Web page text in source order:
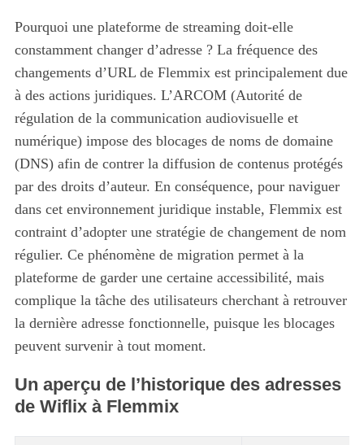
Pourquoi une plateforme de streaming doit-elle
constamment changer d’adresse ? La fréquence des
changements d’URL de Flemmix est principalement due
à des actions juridiques. L’ARCOM (Autorité de
régulation de la communication audiovisuelle et
numérique) impose des blocages de noms de domaine
(DNS) afin de contrer la diffusion de contenus protégés
par des droits d’auteur. En conséquence, pour naviguer
dans cet environnement juridique instable, Flemmix est
contraint d’adopter une stratégie de changement de nom
régulier. Ce phénomène de migration permet à la
plateforme de garder une certaine accessibilité, mais
complique la tâche des utilisateurs cherchant à retrouver
la dernière adresse fonctionnelle, puisque les blocages
peuvent survenir à tout moment.
Un aperçu de l’historique des adresses
de Wiflix à Flemmix